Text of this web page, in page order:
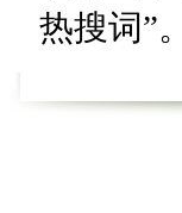
热搜词”。